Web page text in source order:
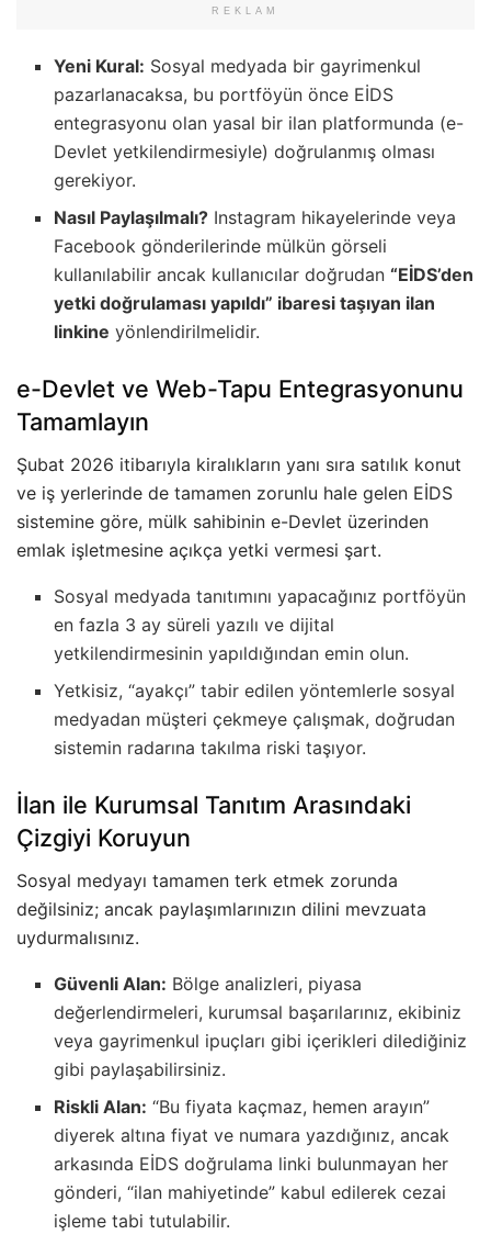
REKLAM
Yeni Kural: Sosyal medyada bir gayrimenkul
pazarlanacaksa, bu portföyün önce EİDS
entegrasyonu olan yasal bir ilan platformunda (e-
Devlet yetkilendirmesiyle) doğrulanmış olması
gerekiyor.
Nasıl Paylaşılmalı? Instagram hikayelerinde veya
Facebook gönderilerinde mülkün görseli
kullanılabilir ancak kullanıcılar doğrudan“EİDS’den
yetki doğrulaması yapıldı” ibaresi taşıyan ilan
linkine yönlendirilmelidir.
e-Devlet ve Web-Tapu Entegrasyonunu
Tamamlayın
Şubat 2026 itibarıyla kiralıkların yanı sıra satılık konut
ve iş yerlerinde de tamamen zorunlu hale gelen EİDS
sistemine göre, mülk sahibinin e-Devlet üzerinden
emlak işletmesine açıkça yetki vermesi şart.
Sosyal medyada tanıtımını yapacağınız portföyün
en fazla 3 ay süreli yazılı ve dijital
yetkilendirmesinin yapıldığından emin olun.
Yetkisiz, “ayakçı” tabir edilen yöntemlerle sosyal
medyadan müşteri çekmeye çalışmak, doğrudan
sistemin radarına takılma riski taşıyor.
İlan ile Kurumsal Tanıtım Arasındaki
Çizgiyi Koruyun
Sosyal medyayı tamamen terk etmek zorunda
değilsiniz; ancak paylaşımlarınızın dilini mevzuata
uydurmalısınız.
Güvenli Alan: Bölge analizleri, piyasa
değerlendirmeleri, kurumsal başarılarınız, ekibiniz
veya gayrimenkul ipuçları gibi içerikleri dilediğiniz
gibi paylaşabilirsiniz.
Riskli Alan: “Bu fiyata kaçmaz, hemen arayın”
diyerek altına fiyat ve numara yazdığınız, ancak
arkasında EİDS doğrulama linki bulunmayan her
gönderi, “ilan mahiyetinde” kabul edilerek cezai
işleme tabi tutulabilir.